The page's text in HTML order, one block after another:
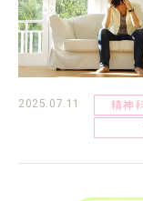
2025.07.11 精神